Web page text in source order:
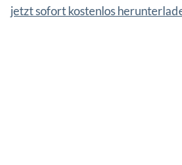
jetzt sofort kostenlos